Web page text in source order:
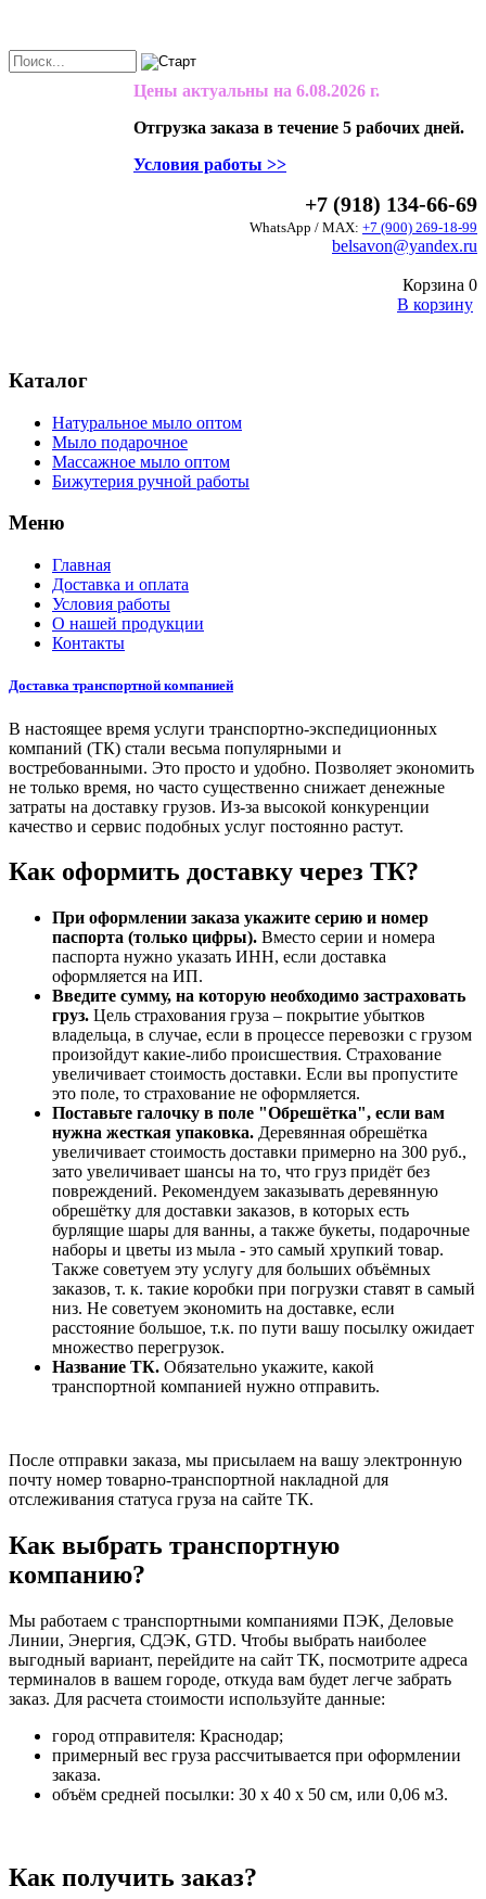
Цены актуальны на 6.08.2026 г.
Отгрузка заказа в течение 5 рабочих дней.
Условия работы >>
+7 (918) 134-66-69
WhatsApp / MAX: +7 (900) 269-18-99
belsavon@yandex.ru
Корзина 0
В корзину
Каталог
Натуральное мыло оптом
Мыло подарочное
Массажное мыло оптом
Бижутерия ручной работы
Меню
Главная
Доставка и оплата
Условия работы
О нашей продукции
Контакты
Доставка транспортной компанией
В настоящее время услуги транспортно-экспедиционных
компаний (ТК) стали весьма популярными и
востребованными. Это просто и удобно. Позволяет экономить
не только время, но часто существенно снижает денежные
затраты на доставку грузов. Из-за высокой конкуренции
качество и сервис подобных услуг постоянно растут.
Как оформить доставку через ТК?
При оформлении заказа укажите серию и номер
паспорта (только цифры). Вместо серии и номера
паспорта нужно указать ИНН, если доставка
оформляется на ИП.
Введите сумму, на которую необходимо застраховать
груз. Цель страхования груза – покрытие убытков
владельца, в случае, если в процессе перевозки с грузом
произойдут какие-либо происшествия. Страхование
увеличивает стоимость доставки. Если вы пропустите
это поле, то страхование не оформляется.
Поставьте галочку в поле "Обрешётка", если вам
нужна жесткая упаковка. Деревянная обрешётка
увеличивает стоимость доставки примерно на 300 руб.,
зато увеличивает шансы на то, что груз придёт без
повреждений. Рекомендуем заказывать деревянную
обрешётку для доставки заказов, в которых есть
бурлящие шары для ванны, а также букеты, подарочные
наборы и цветы из мыла - это самый хрупкий товар.
Также советуем эту услугу для больших объёмных
заказов, т. к. такие коробки при погрузки ставят в самый
низ. Не советуем экономить на доставке, если
расстояние большое, т.к. по пути вашу посылку ожидает
множество перегрузок.
Название ТК. Обязательно укажите, какой
транспортной компанией нужно отправить.
После отправки заказа, мы присылаем на вашу электронную
почту номер товарно-транспортной накладной для
отслеживания статуса груза на сайте ТК.
Как выбрать транспортную
компанию?
Мы работаем с транспортными компаниями ПЭК, Деловые
Линии, Энергия, СДЭК, GTD. Чтобы выбрать наиболее
выгодный вариант, перейдите на сайт ТК, посмотрите адреса
терминалов в вашем городе, откуда вам будет легче забрать
заказ. Для расчета стоимости используйте данные:
город отправителя: Краснодар;
примерный вес груза рассчитывается при оформлении
заказа.
объём средней посылки: 30 х 40 х 50 см, или 0,06 м3.
Как получить заказ?